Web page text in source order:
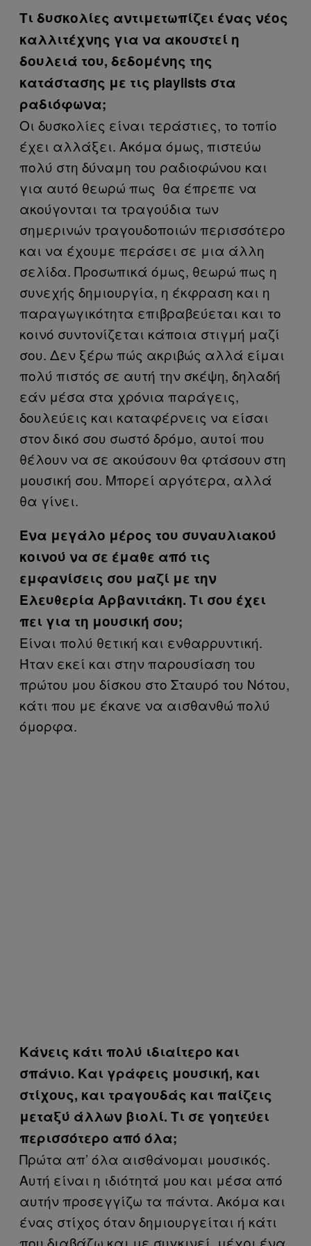
Τι δυσκολίες αντιμετωπίζει ένας νέος
καλλιτέχνης για να ακουστεί η
δουλειά του, δεδομένης της
κατάστασης με τις playlists στα
ραδιόφωνα;
Οι δυσκολίες είναι τεράστιες, το τοπίο
έχει αλλάξει. Ακόμα όμως, πιστεύω
πολύ στη δύναμη του ραδιοφώνου και
για αυτό θεωρώ πως θα έπρεπε να
ακούγονται τα τραγούδια των
σημερινών τραγουδοποιών περισσότερο
και να έχουμε περάσει σε μια άλλη
σελίδα. Προσωπικά όμως, θεωρώ πως η
συνεχής δημιουργία, η έκφραση και η
παραγωγικότητα επιβραβεύεται και το
κοινό συντονίζεται κάποια στιγμή μαζί
σου. Δεν ξέρω πώς ακριβώς αλλά είμαι
πολύ πιστός σε αυτή την σκέψη, δηλαδή
εάν μέσα στα χρόνια παράγεις,
δουλεύεις και καταφέρνεις να είσαι
στον δικό σου σωστό δρόμο, αυτοί που
θέλουν να σε ακούσουν θα φτάσουν στη
μουσική σου. Μπορεί αργότερα, αλλά
θα γίνει.
Ένα μεγάλο μέρος του συναυλιακού
κοινού να σε έμαθε από τις
εμφανίσεις σου μαζί με την
Ελευθερία Αρβανιτάκη. Τι σου έχει
πει για τη μουσική σου;
Είναι πολύ θετική και ενθαρρυντική.
Ήταν εκεί και στην παρουσίαση του
πρώτου μου δίσκου στο Σταυρό του Νότου,
κάτι που με έκανε να αισθανθώ πολύ
όμορφα.
Κάνεις κάτι πολύ ιδιαίτερο και
σπάνιο. Και γράφεις μουσική, και
στίχους, και τραγουδάς και παίζεις
μεταξύ άλλων βιολί. Τι σε γοητεύει
περισσότερο από όλα;
Πρώτα απ’ όλα αισθάνομαι μουσικός.
Αυτή είναι η ιδιότητά μου και μέσα από
αυτήν προσεγγίζω τα πάντα. Ακόμα και
ένας στίχος όταν δημιουργείται ή κάτι
που διαβάζω και με συγκινεί, μέχρι ένα